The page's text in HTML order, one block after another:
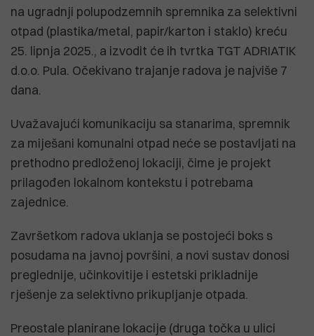
na ugradnji polupodzemnih spremnika za selektivni
otpad (plastika/metal, papir/karton i staklo) kreću
25. lipnja 2025., a izvodit će ih tvrtka TGT ADRIATIK
d.o.o. Pula. Očekivano trajanje radova je najviše 7
dana.
Uvažavajući komunikaciju sa stanarima, spremnik
za miješani komunalni otpad neće se postavljati na
prethodno predloženoj lokaciji, čime je projekt
prilagođen lokalnom kontekstu i potrebama
zajednice.
Završetkom radova uklanja se postojeći boks s
posudama na javnoj površini, a novi sustav donosi
preglednije, učinkovitije i estetski prikladnije
rješenje za selektivno prikupljanje otpada.
Preostale planirane lokacije (druga točka u ulici